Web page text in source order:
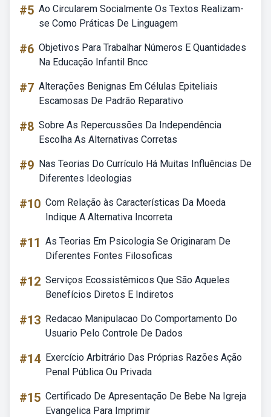
#5 Ao Circularem Socialmente Os Textos Realizam-
se Como Práticas De Linguagem
#6 Objetivos Para Trabalhar Números E Quantidades
Na Educação Infantil Bncc
#7 Alterações Benignas Em Células Epiteliais
Escamosas De Padrão Reparativo
#8 Sobre As Repercussões Da Independência
Escolha As Alternativas Corretas
#9 Nas Teorias Do Currículo Há Muitas Influências De
Diferentes Ideologias
#10 Com Relação às Características Da Moeda
Indique A Alternativa Incorreta
#11 As Teorias Em Psicologia Se Originaram De
Diferentes Fontes Filosoficas
#12 Serviços Ecossistêmicos Que São Aqueles
Benefícios Diretos E Indiretos
#13 Redacao Manipulacao Do Comportamento Do
Usuario Pelo Controle De Dados
#14 Exercício Arbitrário Das Próprias Razões Ação
Penal Pública Ou Privada
#15 Certificado De Apresentação De Bebe Na Igreja
Evangelica Para Imprimir